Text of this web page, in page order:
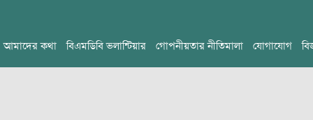
আমাদের কথা বিএমডিবি ভলান্টিয়ার গোপনীয়তার নীতিমালা যোগাযোগ